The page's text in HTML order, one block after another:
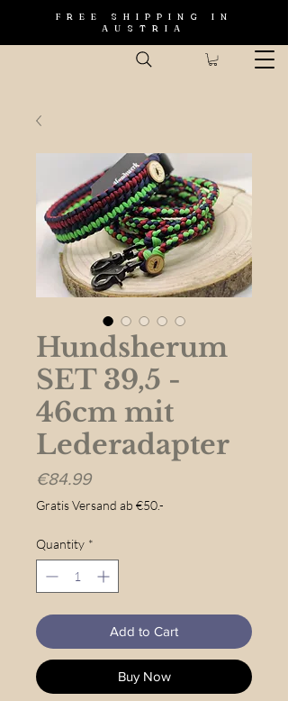
FREE SHIPPING IN
AUSTRIA
Hundsherum
SET 39,5 -
46cm mit
Lederadapter
€84.99Price
Gratis Versand ab €50.-
Quantity *
Add to Cart
Buy Now